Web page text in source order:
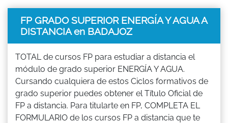
FP GRADO SUPERIOR ENERGÍA Y AGUA A
DISTANCIA en BADAJOZ
TOTAL de cursos FP para estudiar a distancia el
módulo de grado superior ENERGÍA Y AGUA.
Cursando cualquiera de estos Ciclos formativos de
grado superior puedes obtener el Título Oficial de
FP a distancia. Para titularte en FP, COMPLETA EL
FORMULARIO de los cursos FP a distancia que te